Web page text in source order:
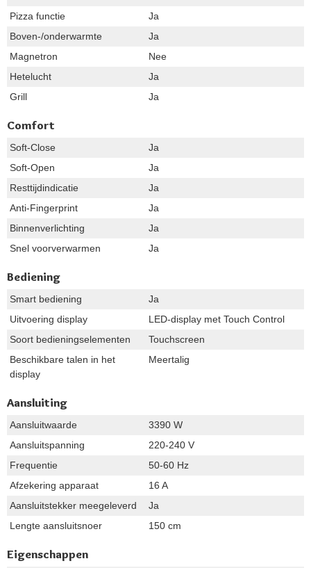
Pizza functie
Ja
Boven-/onderwarmte
Ja
Magnetron
Nee
Hetelucht
Ja
Grill
Ja
Comfort
Soft-Close
Ja
Soft-Open
Ja
Resttijdindicatie
Ja
Anti-Fingerprint
Ja
Binnenverlichting
Ja
Snel voorverwarmen
Ja
Bediening
Smart bediening
Ja
Uitvoering display
LED-display met Touch Control
Soort bedieningselementen
Touchscreen
Beschikbare talen in het
display
Meertalig
Aansluiting
Aansluitwaarde
3390 W
Aansluitspanning
220-240 V
Frequentie
50-60 Hz
Afzekering apparaat
16 A
Aansluitstekker meegeleverd
Ja
Lengte aansluitsnoer
150 cm
Eigenschappen